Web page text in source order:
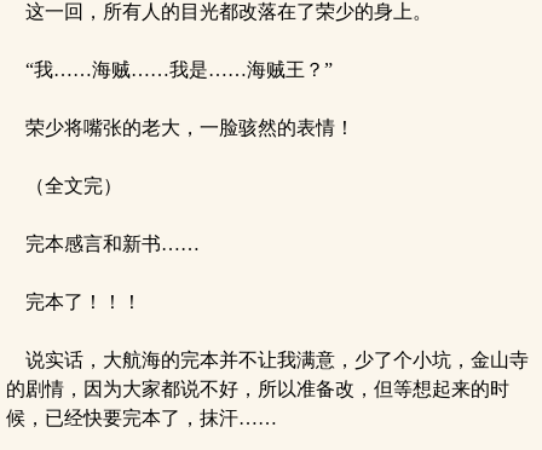
这一回，所有人的目光都改落在了荣少的身上。
“我……海贼……我是……海贼王？”
荣少将嘴张的老大，一脸骇然的表情！
（全文完）
完本感言和新书……
完本了！！！
说实话，大航海的完本并不让我满意，少了个小坑，金山寺
的剧情，因为大家都说不好，所以准备改，但等想起来的时
候，已经快要完本了，抹汗……